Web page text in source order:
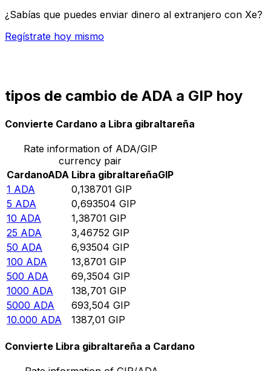
¿Sabías que puedes enviar dinero al extranjero con Xe?
Regístrate hoy mismo
tipos de cambio de ADA a GIP hoy
Convierte Cardano a Libra gibraltareña
Rate information of ADA/GIP
currency pair
CardanoADA Libra gibraltareñaGIP
1 ADA 0,138701 GIP
5 ADA 0,693504 GIP
10 ADA 1,38701 GIP
25 ADA 3,46752 GIP
50 ADA 6,93504 GIP
100 ADA 13,8701 GIP
500 ADA 69,3504 GIP
1000 ADA 138,701 GIP
5000 ADA 693,504 GIP
10.000 ADA 1387,01 GIP
Convierte Libra gibraltareña a Cardano